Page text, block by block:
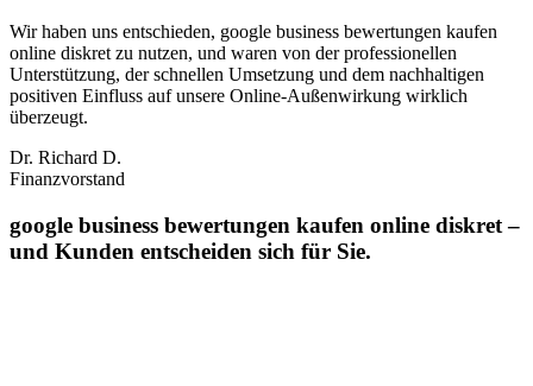
Wir haben uns entschieden, google business bewertungen kaufen
online diskret zu nutzen, und waren von der professionellen
Unterstützung, der schnellen Umsetzung und dem nachhaltigen
positiven Einfluss auf unsere Online‑Außenwirkung wirklich
überzeugt.
Dr. Richard D.
Finanzvorstand
google business bewertungen kaufen online diskret –
und Kunden entscheiden sich für Sie.